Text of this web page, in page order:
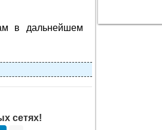
в дальнейшем
сетях!